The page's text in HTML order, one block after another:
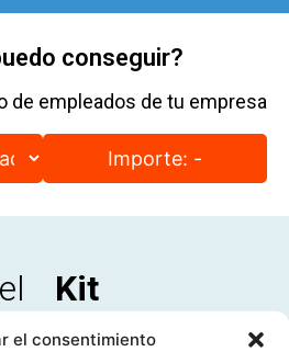
el consentimiento
conseguir?
de empleados de tu empresa
Importe: -
Kit